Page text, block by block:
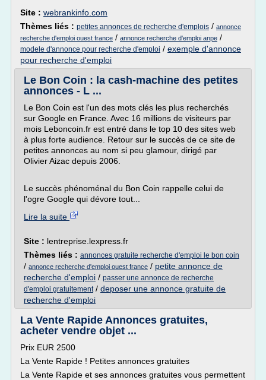
Site : webrankinfo.com
Thèmes liés : petites annonces de recherche d'emplois / annonce
recherche d'emploi ouest france / annonce recherche d'emploi anpe /
modele d'annonce pour recherche d'emploi / exemple d'annonce
pour recherche d'emploi
Le Bon Coin : la cash-machine des petites
annonces - L ...
Le Bon Coin est l'un des mots clés les plus recherchés
sur Google en France. Avec 16 millions de visiteurs par
mois Leboncoin.fr est entré dans le top 10 des sites web
à plus forte audience. Retour sur le succès de ce site de
petites annonces au nom si peu glamour, dirigé par
Olivier Aizac depuis 2006.
Le succès phénoménal du Bon Coin rappelle celui de
l'ogre Google qui dévore tout...
Lire la suite
Site : lentreprise.lexpress.fr
Thèmes liés : annonces gratuite recherche d'emploi le bon coin
/ annonce recherche d'emploi ouest france / petite annonce de
recherche d'emploi / passer une annonce de recherche
d'emploi gratuitement/ deposer une annonce gratuite de
recherche d'emploi
La Vente Rapide Annonces gratuites,
acheter vendre objet ...
Prix EUR 2500
La Vente Rapide ! Petites annonces gratuites
La Vente Rapide et ses annonces gratuites vous permettent